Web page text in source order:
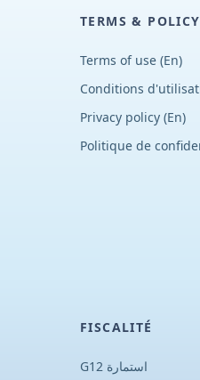
TERMS & POLICY
Terms of use (En)
Conditions d'
Privacy policy (En)
Politique de
FISCALITÉ
استمارة G12